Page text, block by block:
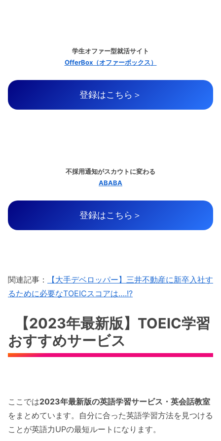
学生オファー型就活サイト
OfferBox（オファーボックス）
登録はこちら＞
不採用通知がスカウトに変わる
ABABA
登録はこちら＞
関連記事：
【大手デベロッパー】三井不動産に新卒入社す
るために必要なTOEICスコアは….!?
【2023年最新版】TOEIC学習
おすすめサービス
ここでは2023年最新版の英語学習サービス・英会話教室
をまとめています。自分に合った英語学習方法を見つける
ことが英語力UPの最短ルートになります。